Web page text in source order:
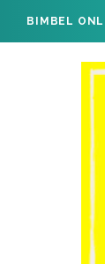
BIMBEL